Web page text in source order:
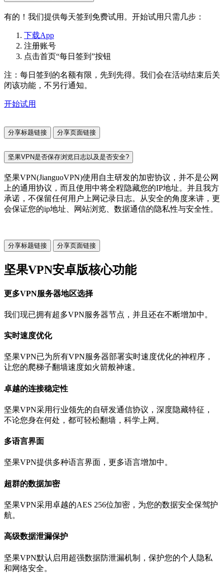
有的！我们提供每天签到免费试用。开始试用只需几步：
下载App
注册账号
点击首页“每日签到”按钮
注：每日签到的名额有限，先到先得。我们会在活动结束后关
闭该功能，不另行通知。
开始试用
分享标题链接 分享页面链接
坚果VPN是否保存浏览日志以及是否安全?
坚果VPN(JianguoVPN)使用自主研发的加密协议，并不是公网
上的通用协议，而且使用中将全程隐藏您的IP地址。并且我方
承诺，不保留任何用户上网记录日志。从安全的角度来讲，更
会保证您的ip地址、网站浏览、数据通信的隐私性与安全性。
分享标题链接 分享页面链接
坚果VPN安卓版核心功能
更多VPN服务器地区选择
我们现已拥有超多VPN服务器节点，并且还在不断增加中。
实时速度优化
坚果VPN已为所有VPN服务器部署实时速度优化的神程序，
让您的爬梯子翻墙速度如火箭般神速。
卓越的连接稳定性
坚果VPN采用行业领先的自研发通信协议，深度隐藏特征，
不论您身在何处，都可轻松翻墙，科学上网。
多语言界面
坚果VPN提供多种语言界面，更多语言增加中。
超群的数据加密
坚果VPN采用卓越的AES 256位加密，为您的数据安全保驾护
航。
高级数据泄漏保护
坚果VPN默认启用超强数据防泄漏机制，保护您的个人隐私
和网络安全。